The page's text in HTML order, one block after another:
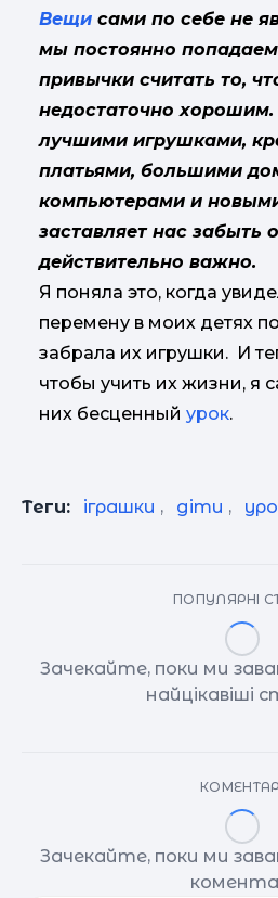
Вещи сами по себе не
мы постоянно
привычки считать то,
недостаточно хорошим.
лучшими игрушками,
платьями, большими
компьютерами и
заставляет нас забыть
действительно важно.
Я поняла это, когда
перемену в моих детях
забрала их игрушки. И
чтобы учить их жизни, я
них бесценный урок.
Теги: іграшки , діти ,
ПОПУЛЯРНІ
Зачекайте, поки ми
найцікавіші
Зачекайте, поки ми